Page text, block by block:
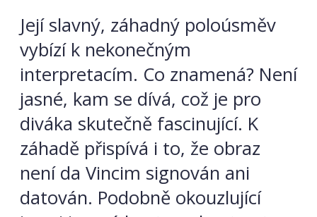
Její slavný, záhadný poloúsměv
vybízí k nekonečným
interpretacím. Co znamená? Není
jasné, kam se dívá, což je pro
diváka skutečně fascinující. K
záhadě přispívá i to, že obraz
není da Vincim signován ani
datován. Podobně okouzlující